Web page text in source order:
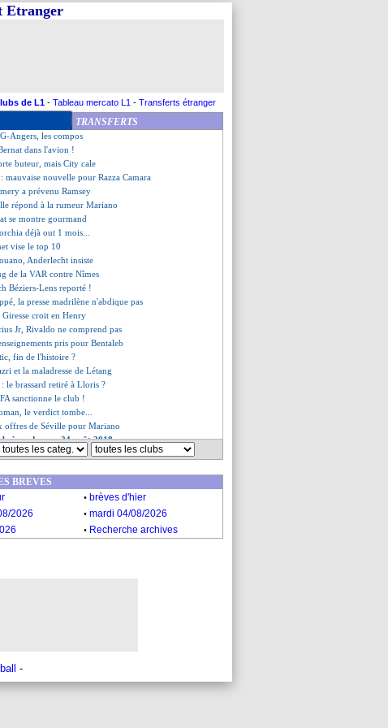
Etranger
de L1 - Tableau mercato L1 - Transferts étranger
TRANSFERTS
les compos
3-1 Angers (fini)
Jr, Lopetegui répond à Rivaldo
valide la piste Strootman
Angers, les compos
dans l'avion !
buteur, mais City cale
: mauvaise nouvelle pour Razza Camara
a prévenu Ramsey
répond à la rumeur Mariano
se montre gourmand
déjà out 1 mois...
vise le top 10
Anderlecht insiste
de la VAR contre Nîmes
Béziers-Lens reporté !
la presse madrilène n'abdique pas
Giresse croit en Henry
Jr, Rivaldo ne comprend pas
pris pour Bentaleb
fin de l'histoire ?
et la maladresse de Létang
: le brassard retiré à Lloris ?
sanctionne le club !
le verdict tombe...
offres de Séville pour Mariano
brèves du ven. 24 août 2018
brèves du jeu. 23 août 2018
BREVES
. brèves d'hier
2026 . mardi 04/08/2026
. Recherche archives
-